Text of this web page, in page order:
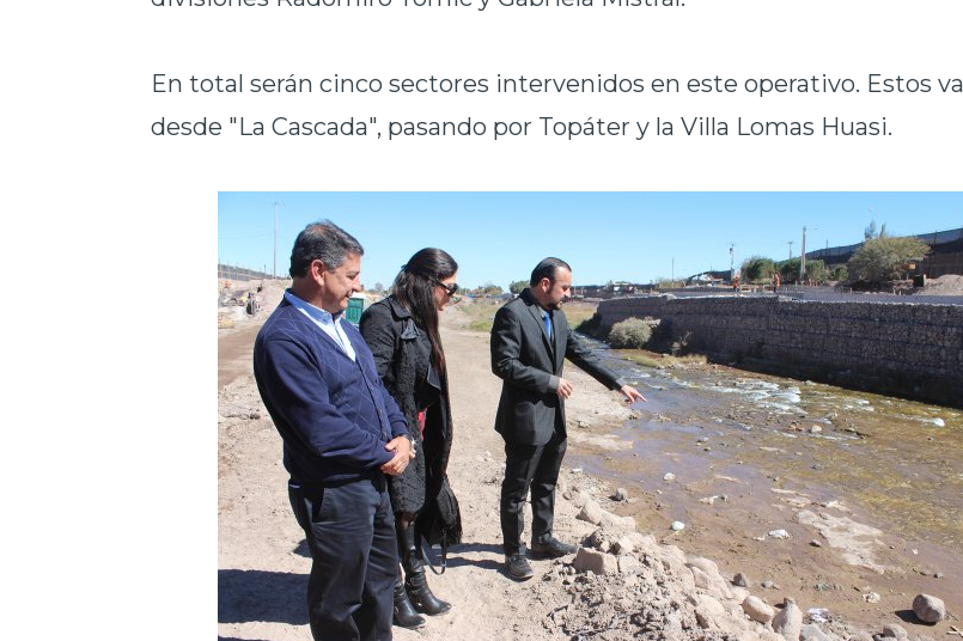
En total serán cinco sectores intervenidos en este operativo. Estos
desde "La Cascada", pasando por Topáter y la Villa Lomas Huasi.